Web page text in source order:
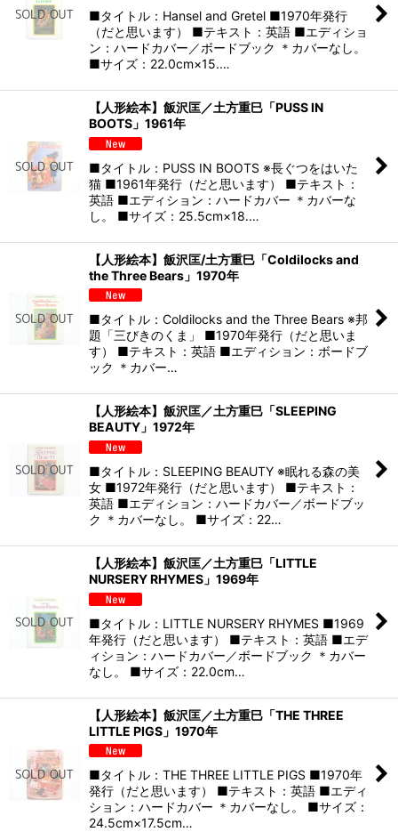
■タイトル：Hansel and Gretel ■1970年発行
（だと思います） ■テキスト：英語 ■エディショ
ン：ハードカバー／ボードブック ＊カバーなし。
■サイズ：22.0cm×15.…
【人形絵本】飯沢匡／土方重巳「PUSS IN
BOOTS」1961年
■タイトル：PUSS IN BOOTS ※長ぐつをはいた
猫 ■1961年発行（だと思います） ■テキスト：
英語 ■エディション：ハードカバー ＊カバーな
し。 ■サイズ：25.5cm×18.…
【人形絵本】飯沢匡/土方重巳「Coldilocks and
the Three Bears」1970年
■タイトル：Coldilocks and the Three Bears ※邦
題「三びきのくま」 ■1970年発行（だと思いま
す） ■テキスト：英語 ■エディション：ボードブ
ック ＊カバー…
【人形絵本】飯沢匡／土方重巳「SLEEPING
BEAUTY」1972年
■タイトル：SLEEPING BEAUTY ※眠れる森の美
女 ■1972年発行（だと思います） ■テキスト：
英語 ■エディション：ハードカバー／ボードブッ
ク ＊カバーなし。 ■サイズ：22…
【人形絵本】飯沢匡／土方重巳「LITTLE
NURSERY RHYMES」1969年
■タイトル：LITTLE NURSERY RHYMES ■1969
年発行（だと思います） ■テキスト：英語 ■エデ
ィション：ハードカバー／ボードブック ＊カバー
なし。 ■サイズ：22.0cm…
【人形絵本】飯沢匡／土方重巳「THE THREE
LITTLE PIGS」1970年
■タイトル：THE THREE LITTLE PIGS ■1970年
発行（だと思います） ■テキスト：英語 ■エディ
ション：ハードカバー ＊カバーなし。 ■サイズ：
24.5cm×17.5cm…